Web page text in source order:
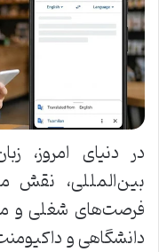
در دنیای امروز،
بین‌المللی، نقش
فرصت‌های شغلی و
دانشگاهی و